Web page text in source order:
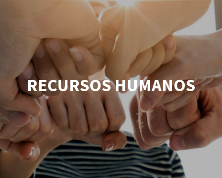
RECURSOS HUMANOS